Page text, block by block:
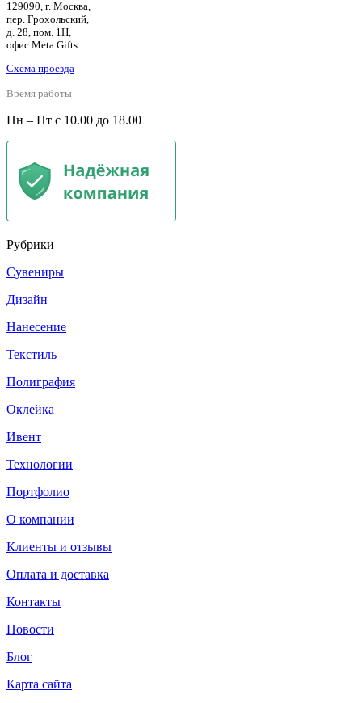
129090, г. Москва,
пер. Грохольский,
д. 28, пом. 1Н,
офис Meta Gifts
Схема проезда
Время работы
Пн – Пт с 10.00 до 18.00
Рубрики
Сувениры
Дизайн
Нанесение
Текстиль
Полиграфия
Оклейка
Ивент
Технологии
Портфолио
О компании
Клиенты и отзывы
Оплата и доставка
Контакты
Новости
Блог
Карта сайта